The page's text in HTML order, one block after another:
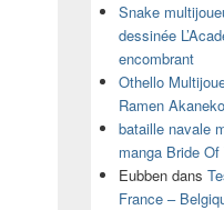
Snake
dessinée
encombrant
Othello
Ramen
bataille navale
manga Bride
Eubben dans
France –